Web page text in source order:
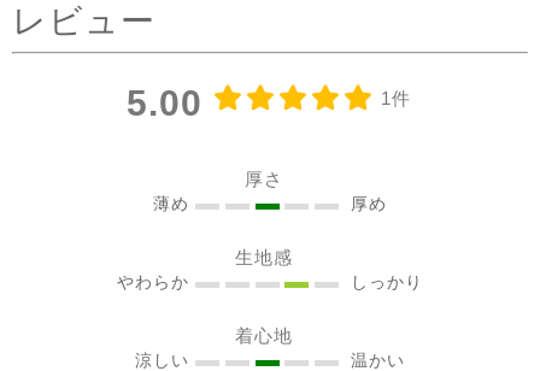
クが明るく優しい雰囲気に
🔶 OC2wayピンタックノー
す #sisam ＃フェアトレード
レビュー
5.00 1件
厚さ
薄め 厚め
生地感
やわらか しっかり
着心地
涼しい 温かい